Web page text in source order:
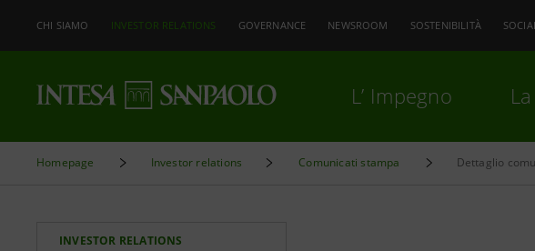
CHI SIAMO INVESTOR RELATIONS GOVERNANCE NEWSROOM SOSTENIBILITÀ
L’ Impegno
Homepage Investor relations Comunicati stampa Dettaglio
INVESTOR RELATIONS